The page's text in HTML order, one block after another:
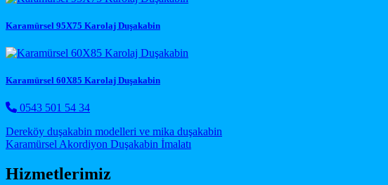
Karamürsel 95X75 Karolaj Duşakabin
Karamürsel 60X85 Karolaj Duşakabin
0543 501 54 34
Post navigation
Dereköy duşakabin modelleri ve mika duşakabin
Karamürsel Akordiyon Duşakabin İmalatı
Hizmetlerimiz